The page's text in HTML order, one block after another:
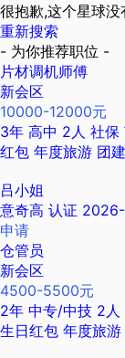
很抱歉,这个星球没
重新搜索
- 为你推荐职位 -
片材调机师傅
新会区
10000-12000元
3年 高中 2人 社保
红包 年度旅游 团
吕小姐
意奇高 认证
申请
仓管员
新会区
4500-5500元
2年 中专/中技 2人
生日红包 年度旅游